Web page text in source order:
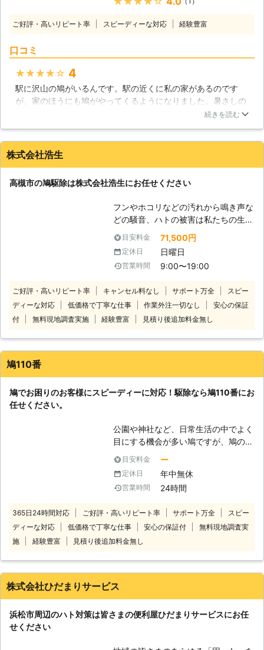
て】 ハトは巣の中で排泄し、その量
も多い事から大量に堆積していきま
す。何度もヒナが巣立ったような巣は
あります。糞はその場所にこびりつ
と、金属の腐食が起こりますので危険
な状態となります。また、糞には病原
菌が含まれており、風などで飛散する
事で近隣にも菌をまき散らしてしまい
ます。 このような被害をもたらすハ
も多く、ハトの被害に気が付くまで時
間がかかってしまうケースが多いので
トの巣の撤去・清掃を行い、その被害
が再発しないように対策をさせて頂き
的には巣を作って卵まで産んでしまう
れです。 そうなってしまう前に、私
さい。 【IPMとは？】 弊社の社名に
も用いられている「IPM」という単
語。これは「総合的病害虫管理」を意
味します。元々は農業における病害虫
の抑制についての言葉でしたが、現在
も、この手法が採用されています。つ
まり、忌避剤といった化学的な対策だ
けでなく、ネットを利用した物理的対
策や、天敵（の模型など）を利用した
生物的対策など総合的な方法で駆除を
行うのです。まだまだ新しい手法のた
め、私たちも勉強している最中です。
しかしこの方法を完璧に身につけるこ
様の役に立つことでしょう。
ご好評・高いリピート率 スピーディーな対応 経験豊富
口コミ
★★★★★ 4
駅に沢山の鳩がいるんです。駅の近くに私の家があるのです
が、家のほうにも鳩がやってくるようになりました。暑さしの
ぎだと思いますが、屋根の下にまで来るので困っています。対
した。その後業者さんは、鳩の糞の掃除と、鳩が来ないように
する対策を行いました。2日後、鳩がやってくると嫌がって逃
せんでした。有難うございました。
2016年10月16日
続きを読む
株式会社浩生
高槻市の鳩駆除は株式会社浩生にお任せください
フンやホコリなどの汚れから鳴き声な
どの騒音、ハトの被害は私たちの生活
に影響を与えますよね。「確実に効果
の出る鳩駆除を依頼したい」というと
きや、再発にうんざりしていて「アフ
ターフォローのある鳩駆除業者を探し
にお任せください！ 当店の鳩駆除の
方法は確実な「追い出し」をおこなう
ことで、お客様が平穏な生活に戻れる
な植物エキス配合の忌避剤の使用によ
に対策もできます。 施工後には3年の
アフターフォローをつけているので、
ら、まずはご相談から承っています。
目安料金 71,500円
定休日 日曜日
営業時間 9:00〜19:00
ご好評・高いリピート率 キャンセル料なし サポート万全
スピー
ディーな対応
低価格で丁寧な仕事 作業外注一切なし
安心の保証
付
無料現地調査実施 経験豊富 見積り後追加料金無し
鳩110番
鳩でお困りのお客様にスピーディーに対応！駆除なら鳩110番にお
任せください。
公園や神社など、日常生活の中でよく
目にする機会が多い鳩ですが、鳩の被
害で困っているというお客様の声をよ
くお聞きします。 「ご自宅に巣を作
られ完全に住み着いてしまった」「ベ
ランダや駐車場に大量の鳩の糞が…」
ど、また戻ってきた」など。 このよ
うな鳩に関して、お困りお悩みのお客
様もいるかと思います。 鳩110番に加
に合わせて適切な方法をお客様にご提
ード解決を心掛けておりますので、お
困り・お悩みの際は、お気軽にご相談
ください。 【鳩駆除の法律につい
目安料金 ー
定休日 年中無休
営業時間 24時間
365日24時間対応 ご好評・高いリピート率 サポート万全
スピー
ディーな対応
低価格で丁寧な仕事 安心の保証付
無料現地調査実
施
経験豊富 見積り後追加料金無し
株式会社ひだまりサービス
浜松市周辺のハト対策は皆さまの便利屋ひだまりサービスにお任
せください